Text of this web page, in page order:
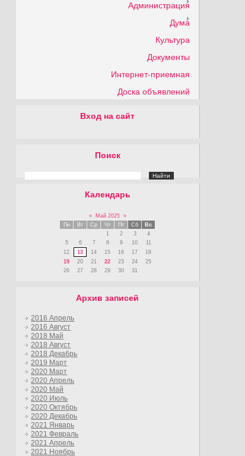
Администрация
Дума
Культура
Документы
Интернет-приемная
Доска объявлений
Вход на сайт
Поиск
Календарь
« Май 2025
»
Пн
Вт Ср Чт Пт Сб
Вс
1
2 3
4
5
6 7 8 9 10
11
12
13 14 15 16 17
18
19
20 21 22 23 24
25
26
27 28 29 30 31
Архив записей
2016 Апрель
2016 Август
2018 Май
2018 Август
2018 Декабрь
2019 Март
2020 Март
2020 Апрель
2020 Май
2020 Июль
2020 Октябрь
2020 Декабрь
2021 Январь
2021 Февраль
2021 Апрель
2021 Ноябрь